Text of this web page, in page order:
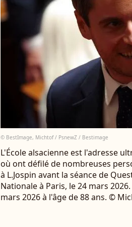
© BestImage, Michtof / PsnewZ / Bestimage
L'École alsacienne est l'adresse
où ont défilé de nombreuses
à L.Jospin avant la séance de
Nationale à Paris, le 24 mars
mars 2026 à l'âge de 88 ans. ©